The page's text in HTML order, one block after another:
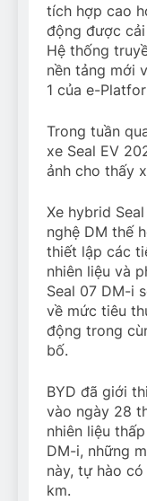
tích hợp cao
động được
Hệ thống
nền tảng mới
1 của e-
Trong tuần
xe Seal EV
ảnh cho thấy
Xe hybrid
nghệ DM thế
thiết lập các
nhiên liệu và
Seal 07 DM-i
về mức tiêu
động trong
bố.
BYD đã giới
vào ngày 28
nhiên liệu
DM-i, những
này, tự hào
km.